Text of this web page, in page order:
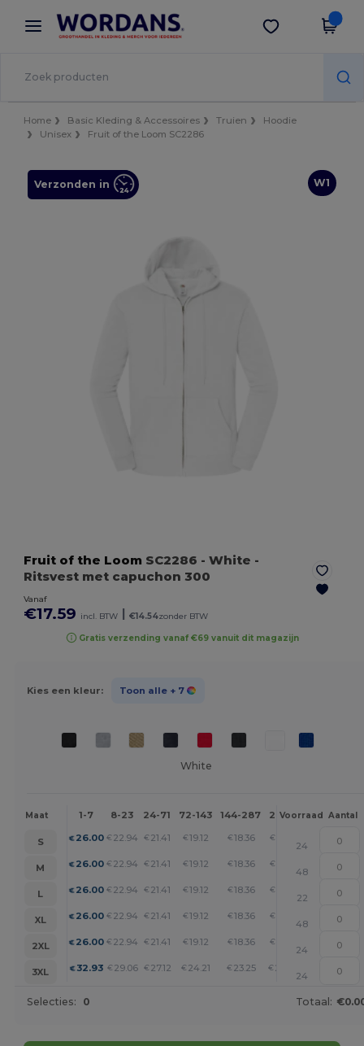
× Wordans-app
Betere prijzen in de app!
Download app
Home Basic Kleding & Accessoires Truien
Hoodie
Unisex
Fruit of the Loom SC2286
W1
Verzonden in
Fruit of the Loom SC2286 - White -
Ritsvest met capuchon 300
Vanaf
€17.59 incl. BTW | €14.54zonder BTW
Gratis verzending vanaf €69 vanuit dit magazijn
Kies een kleur: Toon alle + 7
White
Maat 1-7 8-23 24-71 72-143 144-287 288 + Meer
Voorraad Aantal
S €26.00 € 22.94 € 21.41 € 19.12 €18.36 €
24
M
€26.00 € 22.94 € 21.41 € 19.12 €18.36 €
48
L
€26.00 € 22.94 € 21.41 € 19.12 €18.36 €
22
XL
€26.00 € 22.94 € 21.41 € 19.12 €18.36 €
48
2XL
€26.00 € 22.94 € 21.41 € 19.12 €18.36 €
24
3XL
€32.93 € 29.06 € 27.12 € 24.21 € 23.25 € 22.28
24
Selecties: 0 Totaal: